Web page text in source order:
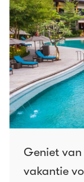
Geniet
vakantie